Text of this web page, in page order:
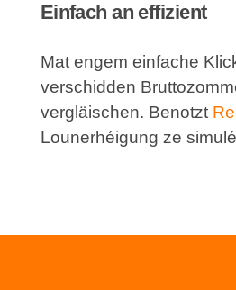
Einfach an effizient
Mat engem einfache
verschidden
vergläischen. Benotzt
Lounerhéigung ze